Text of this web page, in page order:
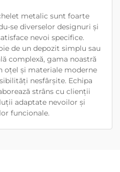
metalic sunt foarte
se diverselor designuri și
nevoi specifice.
de un depozit simplu sau
complexă, gama noastră
oțel și materiale moderne
nesfârșite. Echipa
strâns cu clienții
adaptate nevoilor și
funcionale.